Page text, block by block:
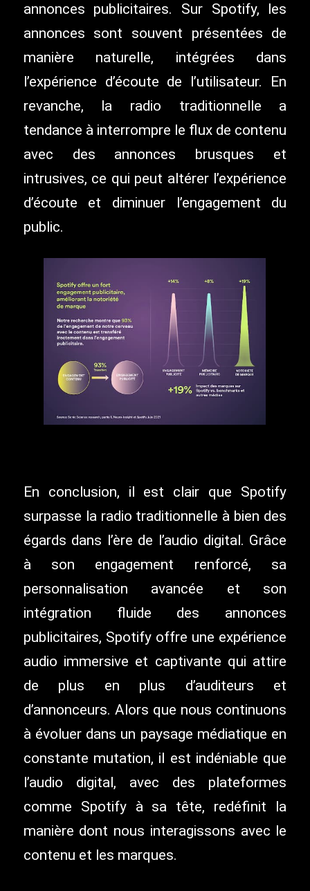
annonces publicitaires. Sur Spotify, les
annonces sont souvent présentées de
manière naturelle, intégrées dans
l’expérience d’écoute de l’utilisateur. En
revanche, la radio traditionnelle a
tendance à interrompre le flux de contenu
avec des annonces brusques et
intrusives, ce qui peut altérer l’expérience
d’écoute et diminuer l’engagement du
public.
En conclusion, il est clair que Spotify
surpasse la radio traditionnelle à bien des
égards dans l’ère de l’audio digital. Grâce
à son engagement renforcé, sa
personnalisation avancée et son
intégration fluide des annonces
publicitaires, Spotify offre une expérience
audio immersive et captivante qui attire
de plus en plus d’auditeurs et
d’annonceurs. Alors que nous continuons
à évoluer dans un paysage médiatique en
constante mutation, il est indéniable que
l’audio digital, avec des plateformes
comme Spotify à sa tête, redéfinit la
manière dont nous interagissons avec le
contenu et les marques.